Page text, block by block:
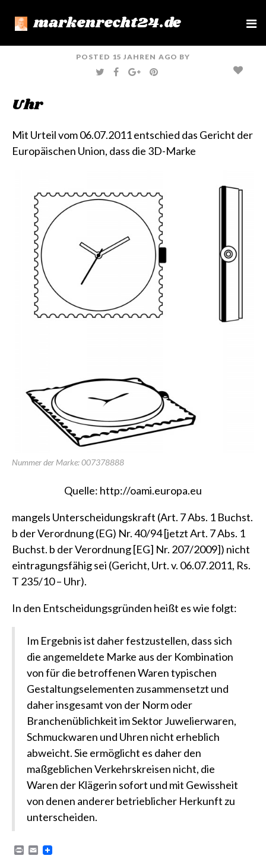
markenrecht24.de
e
POSTED 15 JAHREN AGO BY
T
W
F
A
G
O
P
I
Uhr
Mit Urteil vom 06.07.2011 entschied das Gericht der
Europäischen Union, dass die 3D-Marke
Nummer der Marke: 007378888
Quelle: http://oami.europa.eu
mangels Unterscheidungskraft (Art. 7 Abs. 1 Buchst.
b der Verordnung (EG) Nr. 40/94 [jetzt Art. 7 Abs. 1
Buchst. b der Verordnung [EG] Nr. 207/2009]) nicht
eintragungsfähig sei (Gericht, Urt. v. 06.07.2011, Rs.
T 235/10 – Uhr).
In den Entscheidungsgründen heißt es wie folgt:
Im Ergebnis ist daher festzustellen, dass sich
die angemeldete Marke aus der Kombination
von für die betroffenen Waren typischen
Gestaltungselementen zusammensetzt und
daher insgesamt von der Norm oder
Branchenüblichkeit im Sektor Juwelierwaren,
Schmuckwaren und Uhren nicht erheblich
abweicht. Sie ermöglicht es daher den
maßgeblichen Verkehrskreisen nicht, die
Waren der Klägerin sofort und mit Gewissheit
von denen anderer betrieblicher Herkunft zu
unterscheiden.
P
E